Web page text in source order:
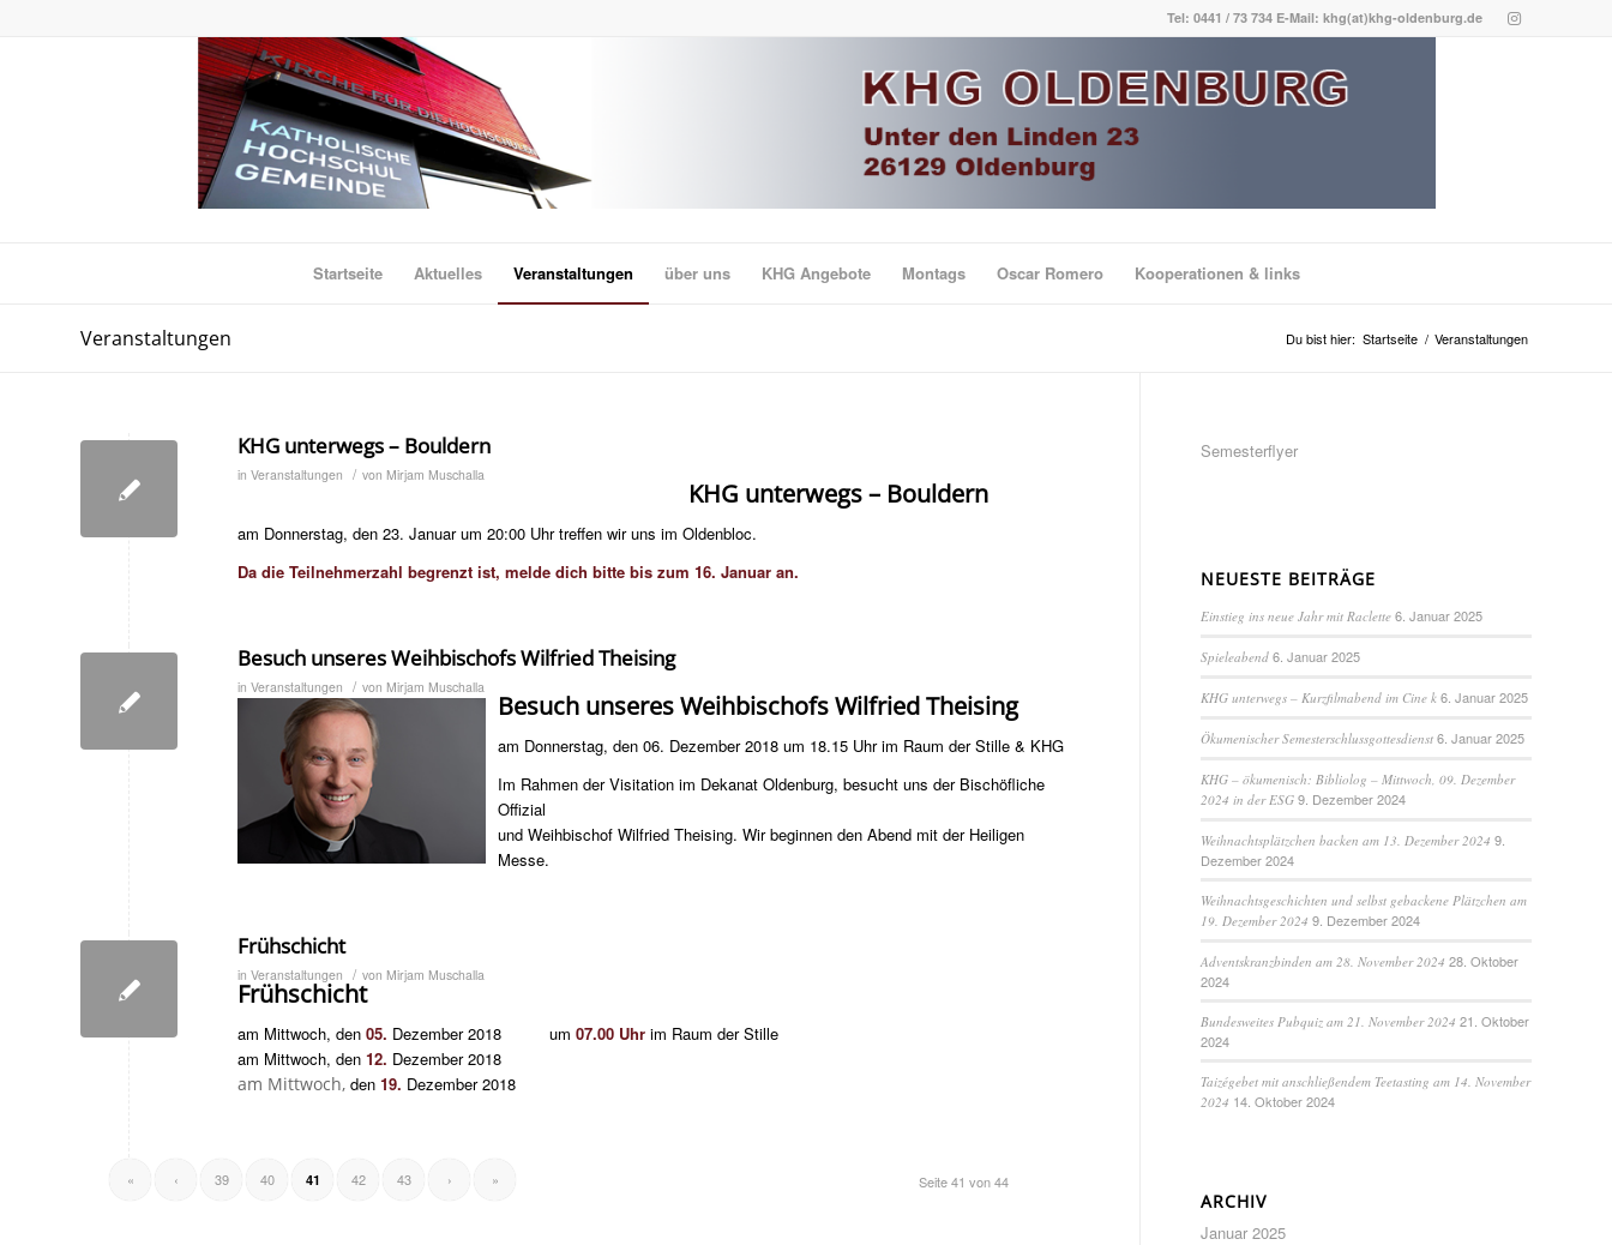
Tel: 0441 / 73 734 E-Mail: khg(at)khg-oldenburg.de
Startseite Aktuelles Veranstaltungen über uns KHG Angebote Montags Oscar Romero Kooperationen & links
Veranstaltungen Du bist hier: Startseite / Veranstaltungen
KHG unterwegs – Bouldern
in Veranstaltungen / von Mirjam Muschalla
KHG unterwegs – Bouldern
am Donnerstag, den 23. Januar um 20:00 Uhr treffen wir uns im Oldenbloc.
Da die Teilnehmerzahl begrenzt ist, melde dich bitte bis zum 16. Januar an.
Besuch unseres Weihbischofs Wilfried Theising
in Veranstaltungen / von Mirjam Muschalla
Besuch unseres Weihbischofs Wilfried Theising
am Donnerstag, den 06. Dezember 2018 um 18.15 Uhr im Raum der Stille & KHG
Im Rahmen der Visitation im Dekanat Oldenburg, besucht uns der Bischöfliche
Offizial
und Weihbischof Wilfried Theising. Wir beginnen den Abend mit der Heiligen
Messe.
Frühschicht
in Veranstaltungen / von Mirjam Muschalla
Frühschicht
am Mittwoch, den 05. Dezember 2018 um 07.00 Uhr im Raum der Stille
am Mittwoch, den 12. Dezember 2018
am Mittwoch, den 19. Dezember 2018
Seite 41 von 44
« ‹ 39 40 41 42 43 › »
Semesterflyer
NEUESTE BEITRÄGE
Einstieg ins neue Jahr mit Raclette 6. Januar 2025
Spieleabend 6. Januar 2025
KHG unterwegs – Kurzfilmabend im Cine k 6. Januar 2025
Ökumenischer Semesterschlussgottesdienst 6. Januar 2025
KHG – ökumenisch: Bibliolog – Mittwoch, 09. Dezember
2024 in der ESG 9. Dezember 2024
Weihnachtsplätzchen backen am 13. Dezember 2024 9.
Dezember 2024
Weihnachtsgeschichten und selbst gebackene Plätzchen am
19. Dezember 2024 9. Dezember 2024
Adventskranzbinden am 28. November 2024 28. Oktober
2024
Bundesweites Pubquiz am 21. November 2024 21. Oktober
2024
Taizégebet mit anschließendem Teetasting am 14. November
2024 14. Oktober 2024
ARCHIV
Januar 2025